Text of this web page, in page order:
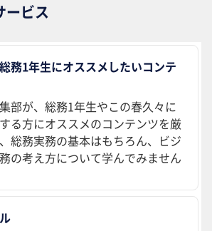
ービス
務1年生にオススメしたいコンテ
部が、総務1年生やこの春久々に
る方にオススメのコンテンツを厳
総務実務の基本はもちろん、ビジ
の考え方について学んでみません